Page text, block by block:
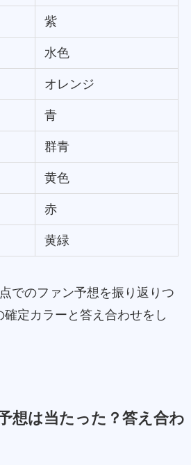
紫
水色
オレンジ
青
群青
黄色
赤
黄緑
でのファン予想を振り返りつ
定カラーと答え合わせをし
想は当たった？答え合わ